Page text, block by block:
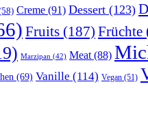
Creme (91) Dessert (123)
Fruits (187) Früchte
Marzipan (42) Meat(88)
(69) Vanille (114) Vegan (51)